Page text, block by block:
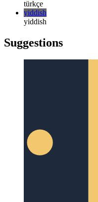
русский
русский
türkçe
yiddish
yiddish